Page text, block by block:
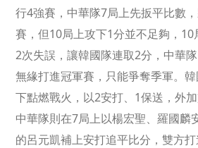
行4強賽，中華隊7局上先扳平比數
賽，但10局上攻下1分並不足夠，
2次失誤，讓韓國隊連取2分，中華
無緣打進冠軍賽，只能爭奪季軍。
下點燃戰火，以2安打、1保送，外
中華隊則在7局上以楊宏聖、羅國麟
的呂元凱補上安打追平比分，雙方